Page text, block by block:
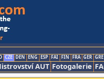
CZE DEN ENG ESP FAI FIN FRA GER GRE
AUT Fotogalerie